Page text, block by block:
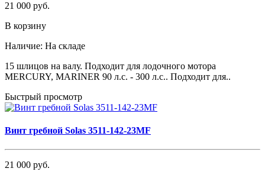
21 000 руб.
В корзину
Наличие: На складе
15 шлицов на валу. Подходит для лодочного мотора
MERCURY, MARINER 90 л.с. - 300 л.с.. Подходит для..
Быстрый просмотр
Винт гребной Solas 3511-142-23MF
21 000 руб.